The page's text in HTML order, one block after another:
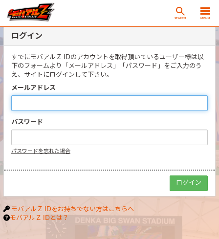
SEARCH MENU
ログイン
すでにモバアルＺ IDのアカウントを取得頂いているユーザー様は以
下のフォームより「メールアドレス」「パスワード」をご入力のう
え、サイトにログインして下さい。
メールアドレス
パスワード
パスワードを忘れた場合
モバアルＺ IDをお持ちでない方はこちらへ
モバアルＺ IDとは？